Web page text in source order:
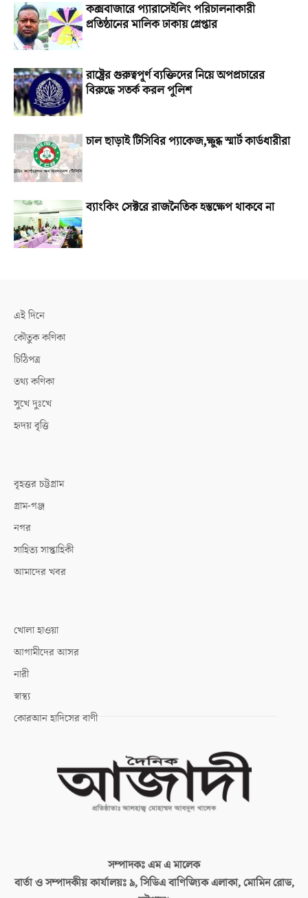
কক্সবাজারে প্যারাসেইলিং পরিচালনাকারী
প্রতিষ্ঠানের মালিক ঢাকায় গ্রেপ্তার
রাষ্ট্রের গুরুত্বপূর্ণ ব্যক্তিদের নিয়ে অপপ্রচারের
বিরুদ্ধে সতর্ক করল পুলিশ
চাল ছাড়াই টিসিবির প্যাকেজ,ক্ষুব্ধ স্মার্ট কার্ডধারীরা
ব্যাংকিং সেক্টরে রাজনৈতিক হস্তক্ষেপ থাকবে না
এই দিনে
কৌতুক কণিকা
চিঠিপত্র
তথ্য কণিকা
সুখে দুঃখে
হৃদয় বৃত্তি
বৃহত্তর চট্টগ্রাম
গ্রাম-গঞ্জ
নগর
সাহিত্য সাপ্তাহিকী
আমাদের খবর
খোলা হাওয়া
আগামীদের আসর
নারী
স্বাস্থ্য
কোরআন হাদিসের বাণী
সম্পাদকঃএম এ মালেক
বার্তা ও সম্পাদকীয় কার্যালয়ঃ৯, সিডিএ বাণিজ্যিক এলাকা, মোমিন রোড,